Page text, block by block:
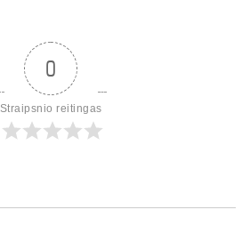
0
Straipsnio reitingas